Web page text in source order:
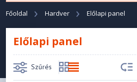
Főoldal Hardver Előlapi panel
Előlapi panel
Szűrés